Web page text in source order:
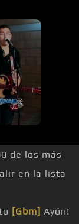
de los más
en la lista
[Gbm] Ayón!